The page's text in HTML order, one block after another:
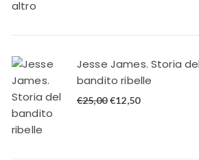
€20,00. €10,00.
Jesse James. Storia del
bandito ribelle
€25,00 Il
€12,50Il